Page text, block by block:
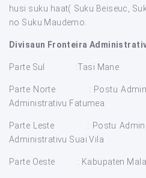
husi suku haat( Suku Beiseuc,
no Suku Maudemo.
Divisaun Fronteira
Parte Sul :Tasi Mane
Parte Norte : Postu
Administrativu Fatumea
Parte Leste : Postu
Administrativu Suai Vila
Parte Oeste : Kabupaten